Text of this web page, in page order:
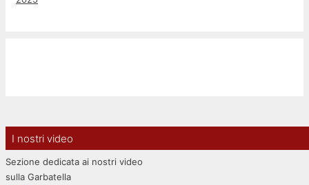
I nostri video
Sezione dedicata ai nostri video
sulla Garbatella